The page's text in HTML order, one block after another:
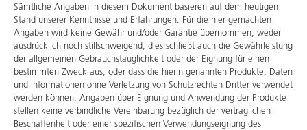
Sämtliche Angaben in diesem Dokument basieren auf dem heutigen
Stand unserer Kenntnisse und Erfahrungen. Für die hier gemachten
Angaben wird keine Gewähr und/oder Garantie übernommen, weder
ausdrücklich noch stillschweigend, dies schließt auch die Gewährleistung
der allgemeinen Gebrauchstauglichkeit oder der Eignung für einen
bestimmten Zweck aus, oder dass die hierin genannten Produkte, Daten
und Informationen ohne Verletzung von Schutzrechten Dritter verwendet
werden können. Angaben über Eignung und Anwendung der Produkte
stellen keine verbindliche Vereinbarung bezüglich der vertraglichen
Beschaffenheit oder einer spezifischen Verwendungseignung des